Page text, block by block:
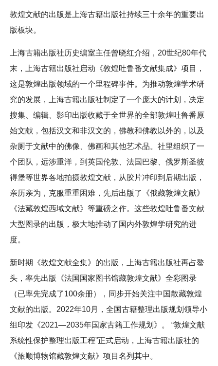
敦煌文献的出版是上海古籍出版社持续三十余年的重要出
版板块。
上海古籍出版社历史编室主任曾晓红介绍，20世纪80年代
末，上海古籍出版社启动《敦煌吐鲁番文献集成》项目，
这是敦煌出版领域的一个里程碑事件。为推动敦煌学术研
究的发展，上海古籍出版社制定了一个庞大的计划，决定
搜集、编辑、影印出版收藏于全世界的全部敦煌吐鲁番原
始文献，包括汉文和非汉文的，佛教和佛教以外的，以及
杂厕于文献中的佛像、佛画和其他艺术品。社里组织了一
个团队，远涉重洋，到英国伦敦、法国巴黎、俄罗斯圣彼
得堡等世界各地拍摄敦煌文献，从胶片冲印到后期出版，
亲历亲为，克服重重困难，先后出版了《俄藏敦煌文献》
《法藏敦煌西域文献》等重磅之作。这些敦煌吐鲁番文献
大型图录的出版，极大地推动了国内外敦煌学研究的进
度。
新时期《敦煌文献全集》的出版，上海古籍出版社再占鳌
头，率先出版《法国国家图书馆藏敦煌文献》全彩图录
（已率先完成了100余册），同步开始关注中国散藏敦煌
文献的出版。2022年10月，全国古籍整理出版规划领导小
组印发《2021—2035年国家古籍工作规划》。 “敦煌文献
系统性保护整理出版工程”正式启动，上海古籍出版社的
《旅顺博物馆藏敦煌文献》项目名列其中。